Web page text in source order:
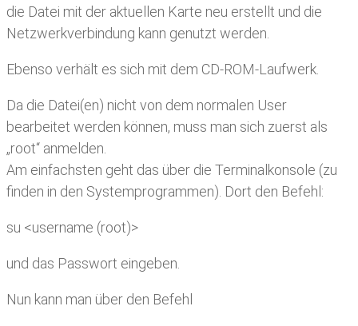
die Datei mit der aktuellen Karte neu erstellt und die
Netzwerkverbindung kann genutzt werden.
Ebenso verhält es sich mit dem CD-ROM-Laufwerk.
Da die Datei(en) nicht von dem normalen User
bearbeitet werden können, muss man sich zuerst als
„root“ anmelden.
Am einfachsten geht das über die Terminalkonsole (zu
finden in den Systemprogrammen). Dort den Befehl:
su <username (root)>
und das Passwort eingeben.
Nun kann man über den Befehl